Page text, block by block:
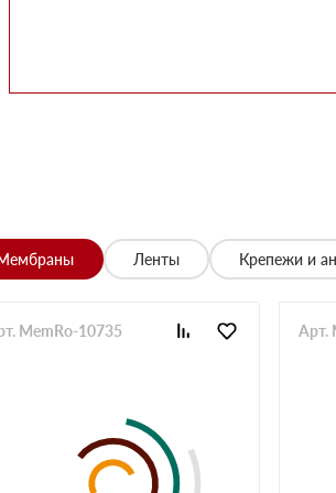
утеплитель для перекрытий.
выбрать. Взяли оптимальный вариант
определенный утеплитель
Николай
сотрудничать недавно, нареканий
утеплитель несколькими партиями, на
навигатор не туда завёл. Позвонили
на месте помогли загрузить
Ленты Крепежи и
MemRo-10735 Арт.